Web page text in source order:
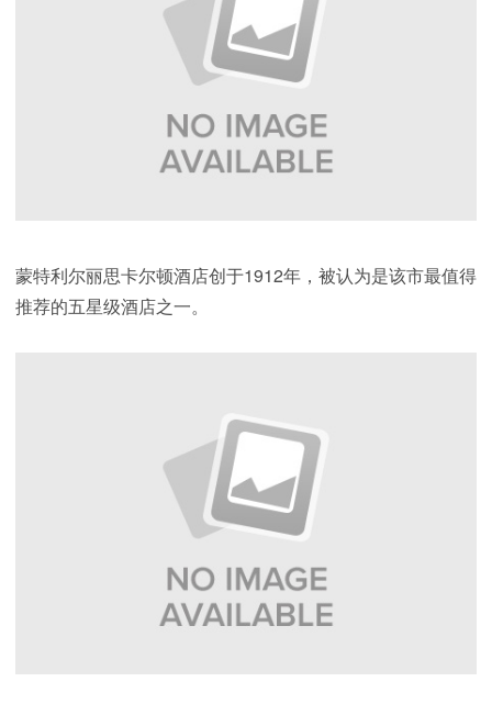
蒙特利尔丽思卡尔顿酒店创于1912年，被认为是该市最值得
推荐的五星级酒店之一。